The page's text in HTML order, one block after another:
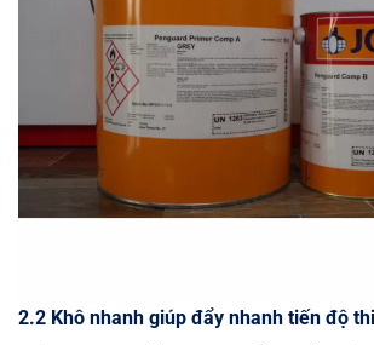
2.2 Khô nhanh giúp đẩy nhanh tiến độ